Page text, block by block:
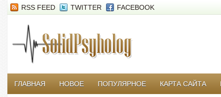
RSS FEED TWITTER FACEBOOK
ГЛАВНАЯ НОВОЕ ПОПУЛЯРНОЕ КАРТА САЙТА